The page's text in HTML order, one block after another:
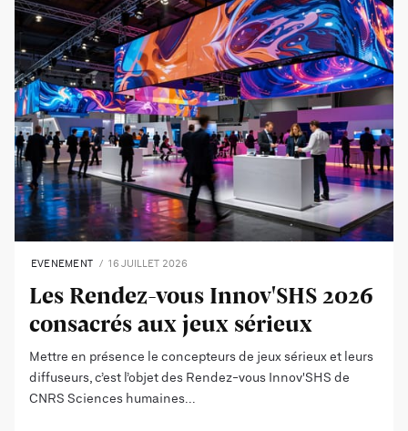
EVENEMENT 16 JUILLET 2026
Les Rendez-vous Innov'SHS 2026
consacrés aux jeux sérieux
Mettre en présence le concepteurs de jeux sérieux et leurs
diffuseurs, c’est l’objet des Rendez-vous Innov'SHS de
CNRS Sciences humaines